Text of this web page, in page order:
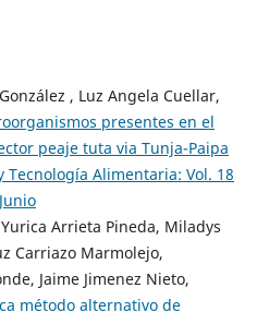
, Luz Angela Cuellar,
presentes en el
peaje tuta via Tunja-Paipa
Tecnología Alimentaria: Vol. 18
Arrieta Pineda, Miladys
Carriazo Marmolejo,
Jaime Jimenez Nieto,
método alternativo de